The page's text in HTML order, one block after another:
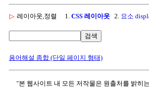
▷ 레이아웃,정렬 1. CSS 레이아웃 2. 요소
검색
용어해설 종합 (단일 페이지 형태)
"본 웹사이트 내 모든 저작물은 원출처를 밝히